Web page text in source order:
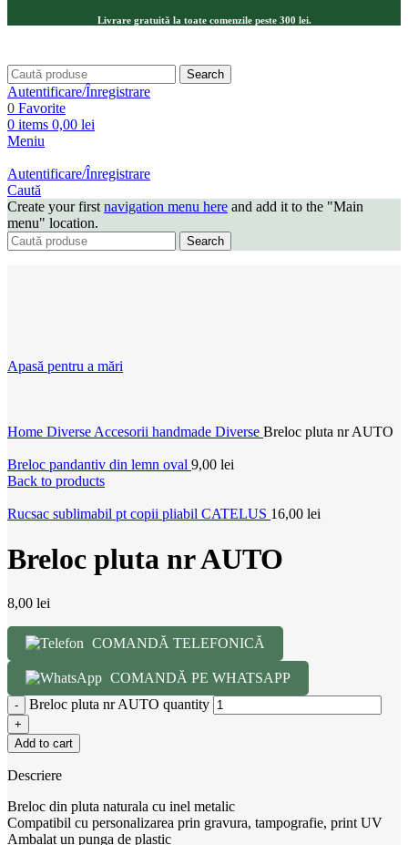
Livrare gratuită la toate comenzile peste 300 lei.
Search
Autentificare/Înregistrare
0 Favorite
0 items 0,00 lei
Meniu
Autentificare/Înregistrare
Caută
Create your first navigation menu here and add it to the "Main
menu" location.
Search
Apasă pentru a mări
Home Diverse Accesorii handmade Diverse Breloc pluta nr AUTO
Breloc pandantiv din lemn oval 9,00 lei
Back to products
Rucsac sublimabil pt copii pliabil CATELUS 16,00 lei
Breloc pluta nr AUTO
8,00 lei
COMANDĂ TELEFONICĂ
COMANDĂ PE WHATSAPP
Breloc pluta nr AUTO quantity
Add to cart
Descriere
Breloc din pluta naturala cu inel metalic
Compatibil cu personalizarea prin gravura, tampografie, print UV
Ambalat un punga de plastic